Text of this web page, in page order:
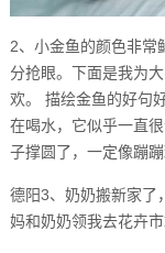
2、小金鱼的颜色非常
分抢眼。下面是我为
欢。 描绘金鱼的好句
在喝水，它似乎一直
子撑圆了，一定像蹦蹦
德阳3、奶奶搬新家了
妈和奶奶领我去花卉市